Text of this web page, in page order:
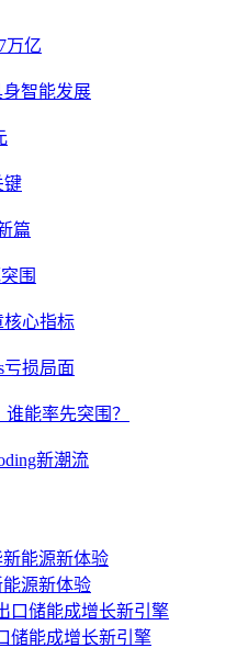
万亿
身智能发展
键
篇
围
心指标
亏损局面
能率先突围？
新潮流
源新体验
储能成增长新引擎